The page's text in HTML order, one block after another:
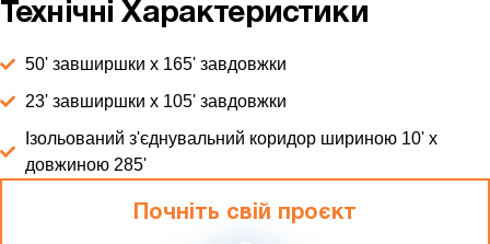
Технічні Характеристики
50' завширшки x 165' завдовжки
23' завширшки x 105' завдовжки
Ізольований з'єднувальний коридор шириною 10' x
довжиною 285'
Почніть свій проєкт